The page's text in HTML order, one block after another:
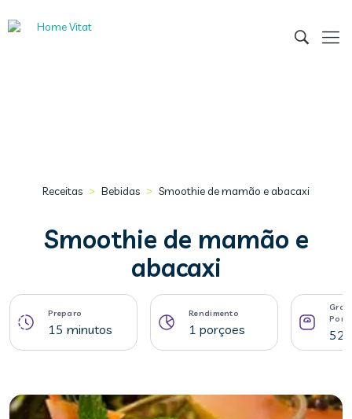
Receitas > Bebidas > Smoothie de mamão e abacaxi
Smoothie de mamão e
abacaxi
Preparo
15 minutos
Rendimento
1 porçoes